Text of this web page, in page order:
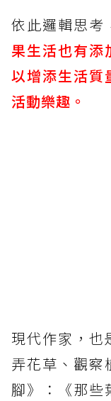
依此邏輯思考
果生活也有添
以增添生活質
活動樂趣。
現代作家，也
弄花草、觀察
腳》：《那些